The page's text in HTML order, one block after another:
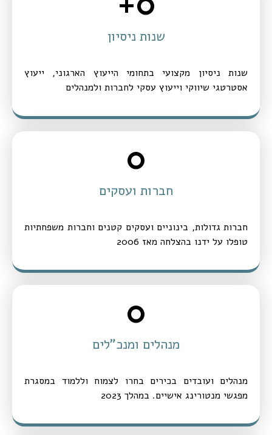
שנות ניסיון
שנות ניסיון מקצועי בתחומי הייעוץ הארגוני, ייעוץ
אסטרטגי שיווקי וייעוץ עסקי לחברות ולמנהלים
חברות ועסקים
0
חברות גדולות, בינוניים ועסקים קטנים וחברות משפחתיות
טופלו על ידנו בהצלחה מאז 2006
מנהלים ומנכ"לים
0
מנהלים ועובדים בכירים בחרו לצמוח וללמוד במסגרת
מפגשי מנטורינג אישיים. במהלך 2023